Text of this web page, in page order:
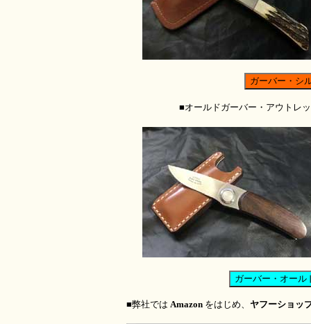
■オールドガーバー・アウトレ
■弊社では Amazon をはじめ、 ヤフーショッ